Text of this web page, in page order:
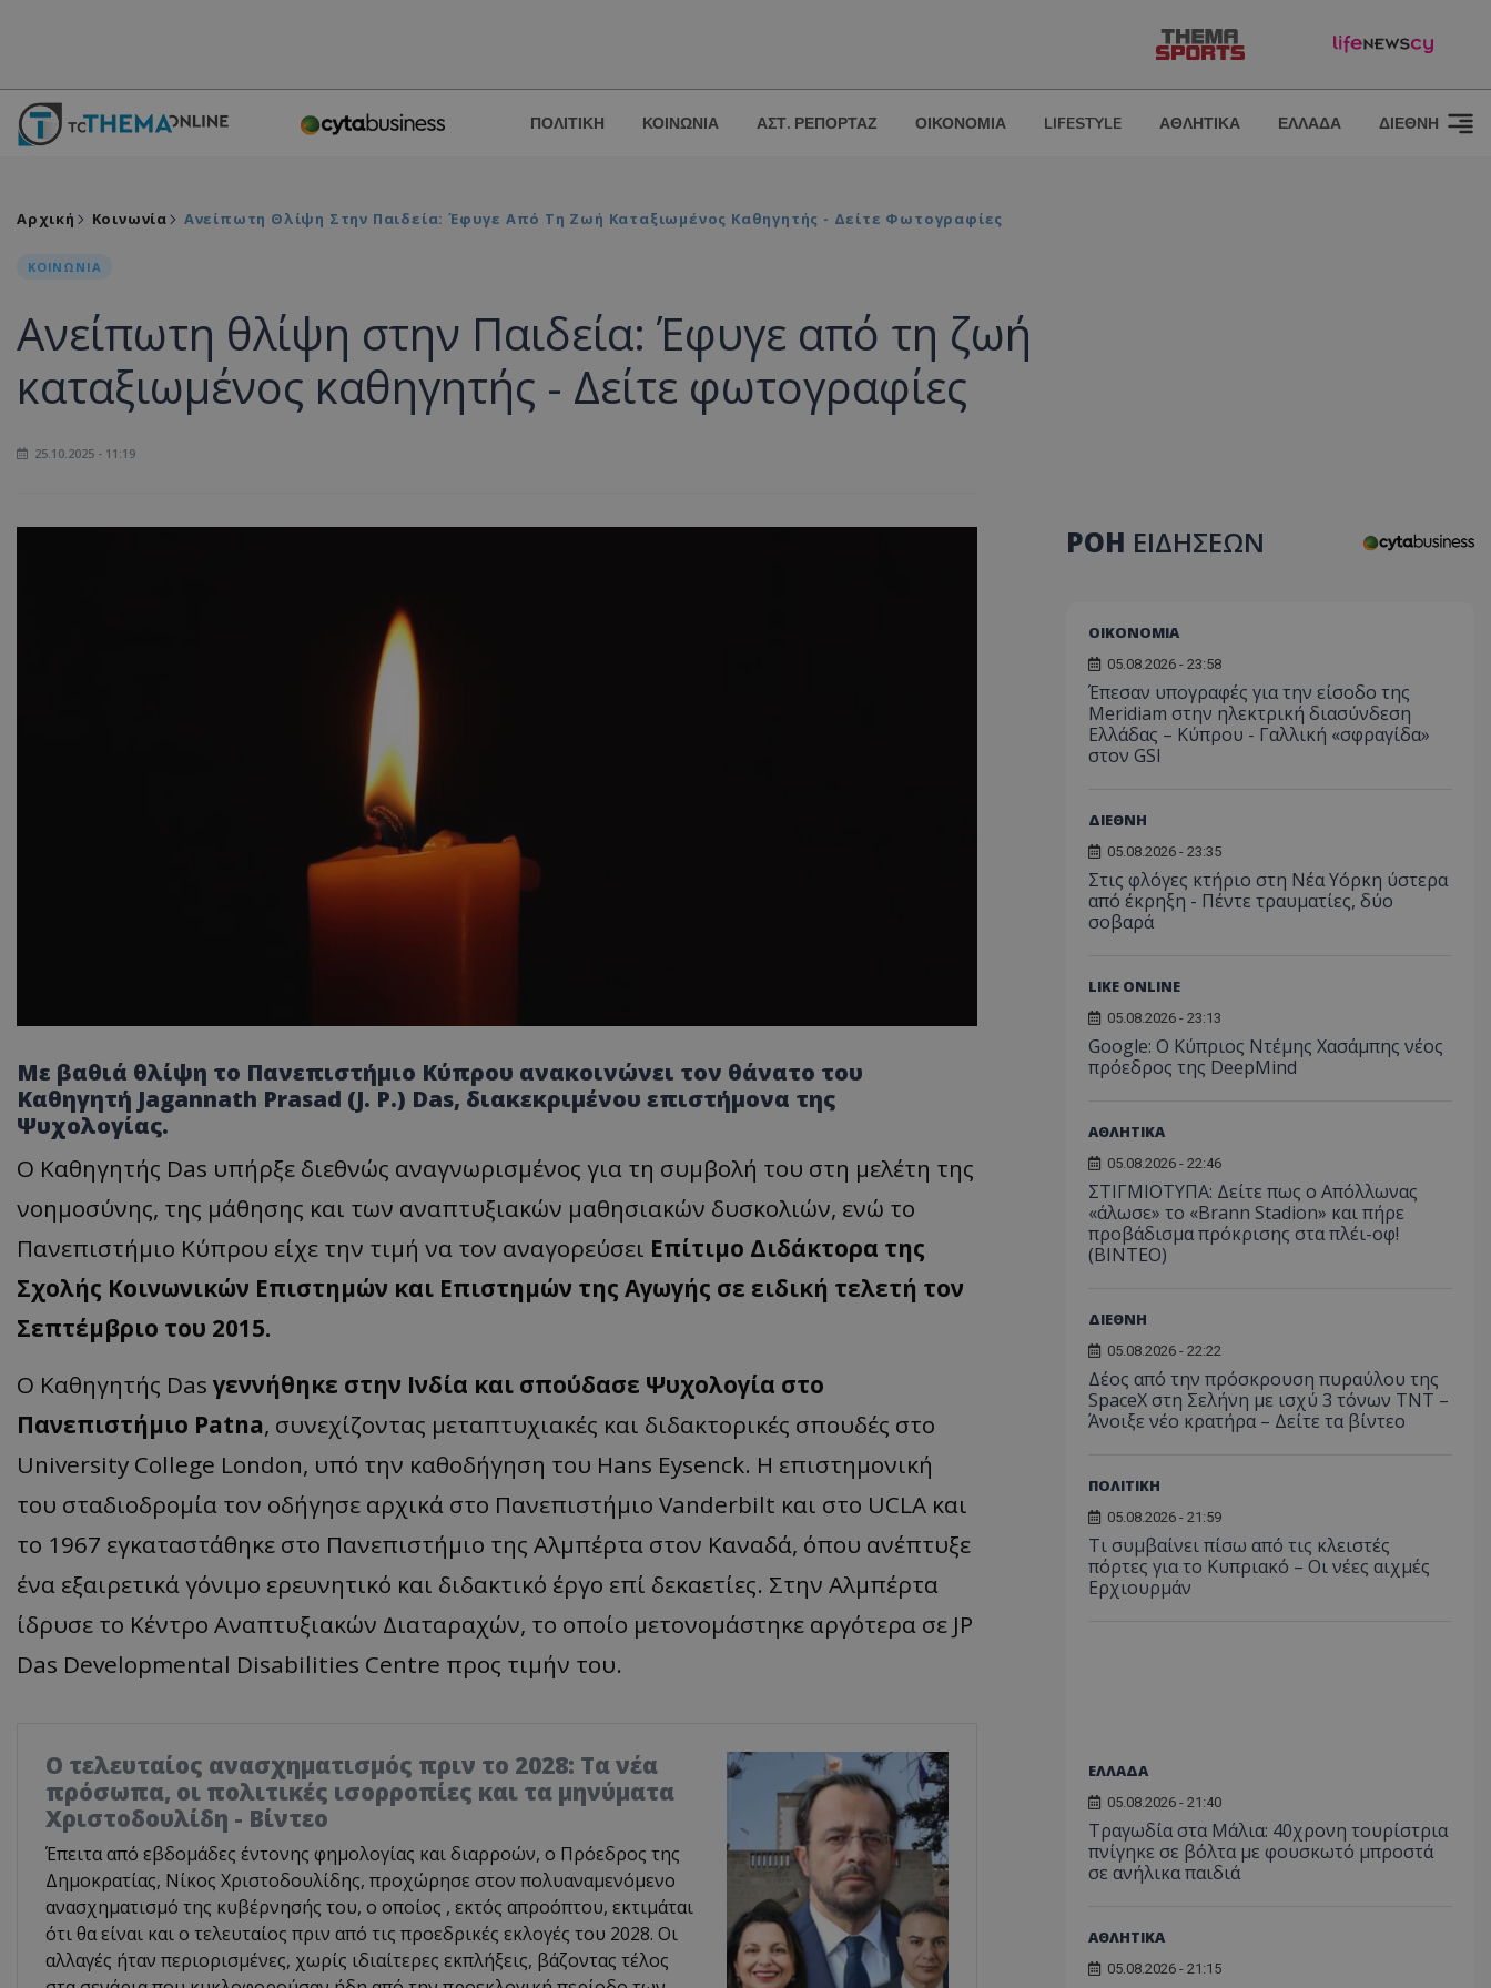
ΠΟΛΙΤΙΚΗ ΚΟΙΝΩΝΙΑ ΑΣΤ. ΡΕΠΟΡΤΑΖ ΟΙΚΟΝΟΜΙΑ LIFESTYLE ΑΘΛΗΤΙΚΑ ΕΛΛΑΔΑ ΔΙΕΘΝΗ
Αρχική Κοινωνία Ανείπωτη Θλίψη Στην Παιδεία: Έφυγε Από Τη Ζωή Καταξιωμένος Καθηγητής - Δείτε Φωτογραφίες
ΚΟΙΝΩΝΙΑ
Ανείπωτη θλίψη στην Παιδεία: Έφυγε από τη ζωή
καταξιωμένος καθηγητής - Δείτε φωτογραφίες
25.10.2025 - 11:19
Με βαθιά θλίψη το Πανεπιστήμιο Κύπρου ανακοινώνει τον θάνατο του
Καθηγητή Jagannath Prasad (J. P.) Das, διακεκριμένου επιστήμονα της
Ψυχολογίας.
Ο Καθηγητής Das υπήρξε διεθνώς αναγνωρισμένος για τη συμβολή του στη μελέτη της
νοημοσύνης, της μάθησης και των αναπτυξιακών μαθησιακών δυσκολιών, ενώ το
Πανεπιστήμιο Κύπρου είχε την τιμή να τον αναγορεύσει Επίτιμο Διδάκτορα της
Σχολής Κοινωνικών Επιστημών και Επιστημών της Αγωγής σε ειδική τελετή τον
Σεπτέμβριο του 2015.
Ο Καθηγητής Das γεννήθηκε στην Ινδία και σπούδασε Ψυχολογία στο
Πανεπιστήμιο Patna, συνεχίζοντας μεταπτυχιακές και διδακτορικές σπουδές στο
University College London, υπό την καθοδήγηση του Hans Eysenck. Η επιστημονική
του σταδιοδρομία τον οδήγησε αρχικά στο Πανεπιστήμιο Vanderbilt και στο UCLA και
το 1967 εγκαταστάθηκε στο Πανεπιστήμιο της Αλμπέρτα στον Καναδά, όπου ανέπτυξε
ένα εξαιρετικά γόνιμο ερευνητικό και διδακτικό έργο επί δεκαετίες. Στην Αλμπέρτα
ίδρυσε το Κέντρο Αναπτυξιακών Διαταραχών, το οποίο μετονομάστηκε αργότερα σε JP
Das Developmental Disabilities Centre προς τιμήν του.
Ο τελευταίος ανασχηματισμός πριν το 2028: Τα νέα
πρόσωπα, οι πολιτικές ισορροπίες και τα μηνύματα
Χριστοδουλίδη - Βίντεο
Έπειτα από εβδομάδες έντονης φημολογίας και διαρροών, ο Πρόεδρος της
Δημοκρατίας, Νίκος Χριστοδουλίδης, προχώρησε στον πολυαναμενόμενο
ανασχηματισμό της κυβέρνησής του, ο οποίος , εκτός απροόπτου, εκτιμάται
ότι θα είναι και ο τελευταίος πριν από τις προεδρικές εκλογές του 2028. Οι
αλλαγές ήταν περιορισμένες, χωρίς ιδιαίτερες εκπλήξεις, βάζοντας τέλος
ΡΟΗ ΕΙΔΗΣΕΩΝ
ΟΙΚΟΝΟΜΙΑ
05.08.2026 - 23:58
Έπεσαν υπογραφές για την είσοδο της
Meridiam στην ηλεκτρική διασύνδεση
Ελλάδας – Κύπρου - Γαλλική «σφραγίδα»
στον GSI
ΔΙΕΘΝΗ
05.08.2026 - 23:35
Στις φλόγες κτήριο στη Νέα Υόρκη ύστερα
από έκρηξη - Πέντε τραυματίες, δύο
σοβαρά
LIKE ONLINE
05.08.2026 - 23:13
Google: Ο Κύπριος Ντέμης Χασάμπης νέος
πρόεδρος της DeepMind
ΑΘΛΗΤΙΚΑ
05.08.2026 - 22:46
ΣΤΙΓΜΙΟΤΥΠΑ: Δείτε πως ο Απόλλωνας
«άλωσε» το «Brann Stadion» και πήρε
προβάδισμα πρόκρισης στα πλέι-οφ!
(ΒΙΝΤΕΟ)
ΔΙΕΘΝΗ
05.08.2026 - 22:22
Δέος από την πρόσκρουση πυραύλου της
SpaceX στη Σελήνη με ισχύ 3 τόνων TNT –
Άνοιξε νέο κρατήρα – Δείτε τα βίντεο
ΠΟΛΙΤΙΚΗ
05.08.2026 - 21:59
Τι συμβαίνει πίσω από τις κλειστές
πόρτες για το Κυπριακό – Οι νέες αιχμές
Ερχιουρμάν
ΕΛΛΑΔΑ
05.08.2026 - 21:40
Τραγωδία στα Μάλια: 40χρονη τουρίστρια
πνίγηκε σε βόλτα με φουσκωτό μπροστά
σε ανήλικα παιδιά
ΑΘΛΗΤΙΚΑ
05.08.2026 - 21:15